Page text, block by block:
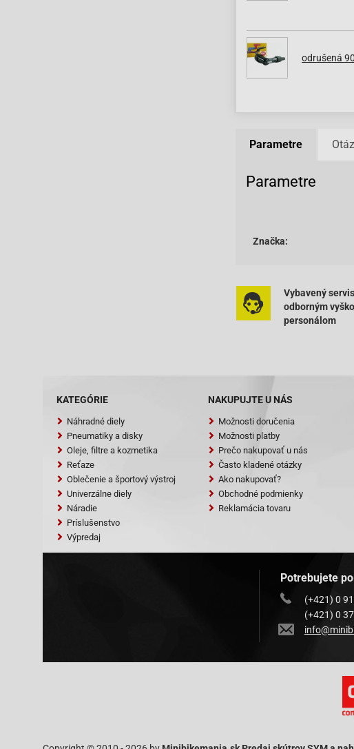
odrušená
Parametre
Parametre
Značka:
Vybavený
odborným
personálom
KATEGÓRIE
Náhradné diely
Pneumatiky a disky
Oleje, filtre a kozmetika
Reťaze
Oblečenie a športový výstroj
Univerzálne diely
Náradie
Príslušenstvo
Výpredaj
NAKUPUJTE U NÁS
Možnosti doručenia
Možnosti platby
Prečo nakupovať u nás
Často kladené otázky
Ako nakupovať?
Obchodné podmienky
Reklamácia tovaru
Potrebujete
(+421) 0
(+421) 0